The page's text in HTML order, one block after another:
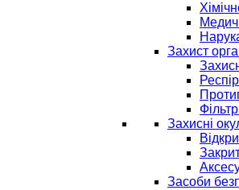
Захист
Захисні
Засоби